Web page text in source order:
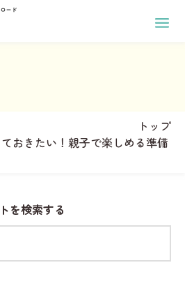
リント
し
プリント
て
手紙メーカー
トップ
おきたい！親子で楽しめる準備
を検索する